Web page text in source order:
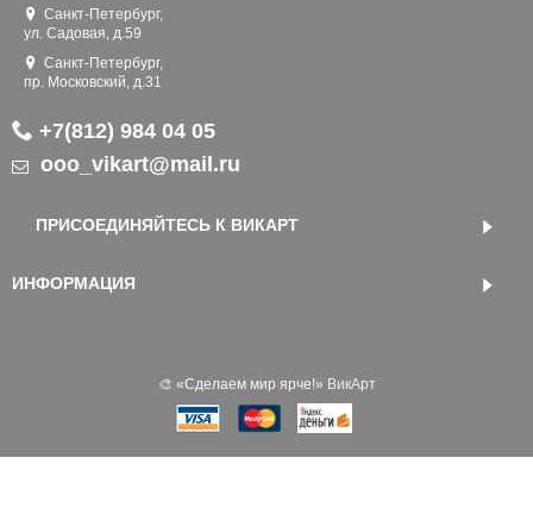
Санкт-Петербург,
ул. Садовая, д.59
Санкт-Петербург,
пр. Московский, д.31
+7(812) 984 04 05
ooo_vikart@mail.ru
ПРИСОЕДИНЯЙТЕСЬ К ВИКАРТ
ИНФОРМАЦИЯ
🎨 «‎Сделаем мир ярче!» ВикАрт